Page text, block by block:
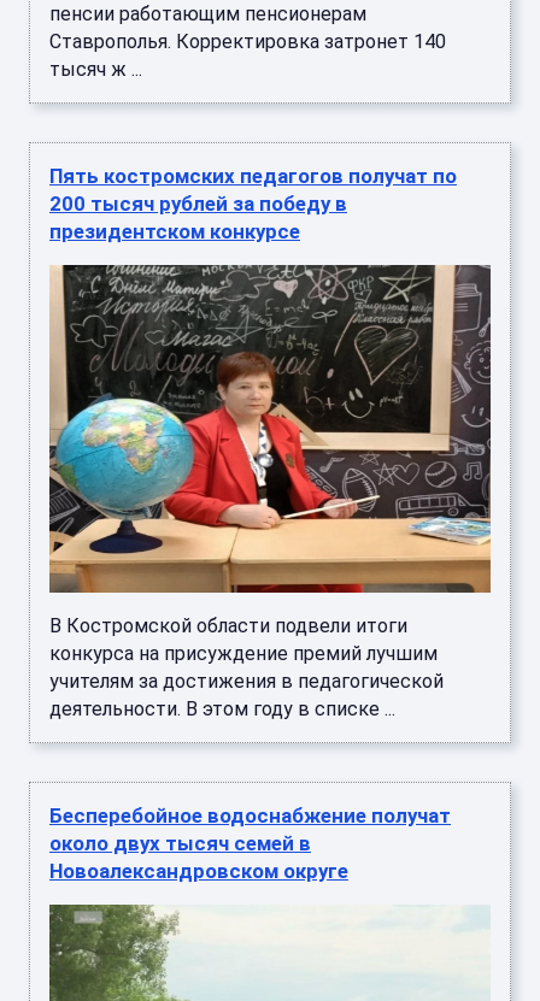
пенсии работающим пенсионерам
Ставрополья. Корректировка затронет 140
тысяч ж ...
Пять костромских педагогов получат по
200 тысяч рублей за победу в
президентском конкурсе
В Костромской области подвели итоги
конкурса на присуждение премий лучшим
учителям за достижения в педагогической
деятельности. В этом году в списке ...
Бесперебойное водоснабжение получат
около двух тысяч семей в
Новоалександровском округе